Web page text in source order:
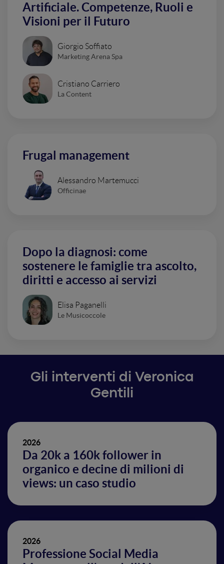
Artificiale. Competenze, Ruoli e
Visioni per il Futuro
Giorgio Soffiato
Marketing Arena Spa
Cristiano Carriero
La Content
Frugal management
Alessandro Martemucci
Officinae
Dopo la diagnosi: come
sostenere le famiglie tra ascolto,
diritti e accesso ai servizi
Elisa Paganelli
Le Musicoccole
Gli interventi di Veronica
Gentili
2026
Da 20k a 160k follower in
organico e decine di milioni di
views: un caso studio
2026
Professione Social Media